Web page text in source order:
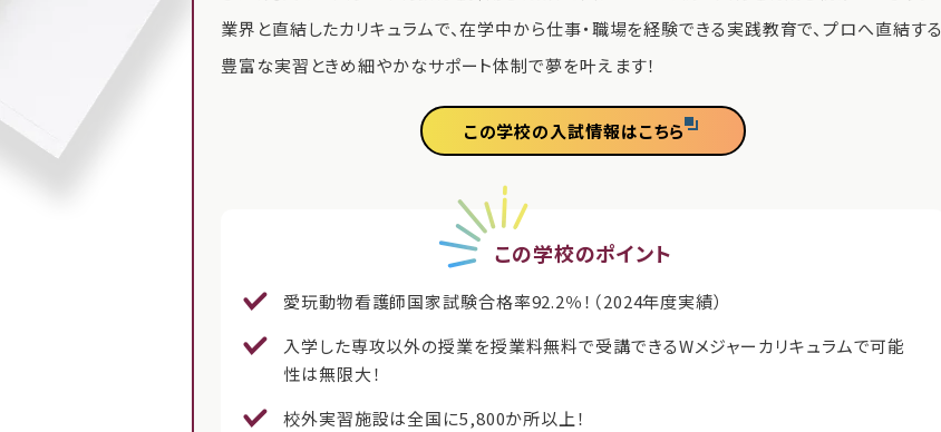
業界と直結したカリキュラムで、在学中から仕事・職場を経験できる実践教育で、プロへ直結する
豊富な実習ときめ細やかなサポート体制で夢を叶えます！
この学校の入試情報はこちら
この学校のポイント
愛玩動物看護師国家試験合格率92.2％！（2024年度実績）
入学した専攻以外の授業を授業料無料で受講できるWメジャーカリキュラムで可能
性は無限大！
校外実習施設は全国に5,800か所以上！